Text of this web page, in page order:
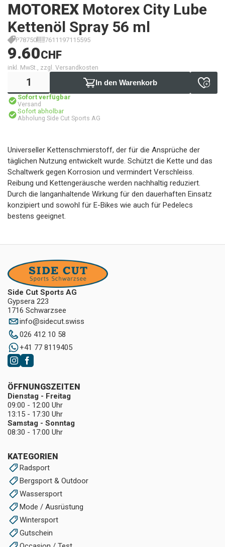
MOTOREX Motorex City Lube
Kettenöl Spray 56 ml
P78750 7611197115595
9.60CHF
inkl. MwSt., zzgl. Versandkosten
In den Warenkorb
Sofort verfügbar
Versand
Sofort abholbar
Abholung Side Cut Sports AG
Universeller Kettenschmierstoff, der für die Ansprüche der
täglichen Nutzung entwickelt wurde. Schützt die Kette und das
Schaltwerk gegen Korrosion und vermindert Verschleiss.
Reibung und Kettengeräusche werden nachhaltig reduziert.
Durch die langanhaltende Wirkung für den dauerhaften Einsatz
konzipiert und sowohl für E-Bikes wie auch für Pedelecs
bestens geeignet.
Side Cut Sports AG
Gypsera 223
1716 Schwarzsee
info@sidecut.swiss
026 412 10 58
+41 77 8119405
KATEGORIEN
Radsport
Bergsport & Outdoor
Wassersport
Mode / Ausrüstung
Wintersport
Gutschein
ÖFFNUNGSZEITEN
Dienstag - Freitag
09:00 - 12:00 Uhr
13:15 - 17:30 Uhr
Samstag - Sonntag
08:30 - 17:00 Uhr